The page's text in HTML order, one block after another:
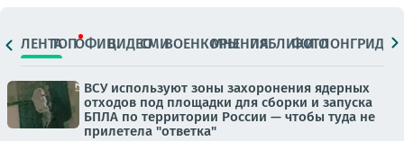
ЛЕНТАТОПОФИЦ.ВИДЕОСМИВОЕНКОРЫМНЕНИЯПАБЛИКИ
ФОТОЛОНГРИДЫ
ВСУ используют зоны захоронения ядерных
отходов под площадки для сборки и запуска
БПЛА по территории России — чтобы туда не
прилетела "ответка"